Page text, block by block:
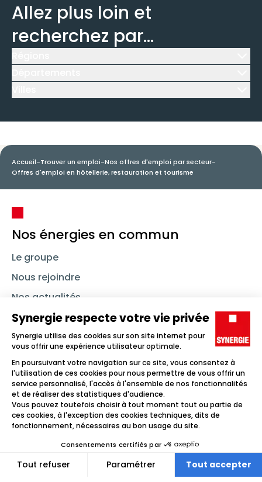
Allez plus loin et
recherchez par...
Accueil-Trouver un emploi-Nos offres d'emploi par secteur-
Offres d'emploi en hôtellerie, restauration et tourisme
Nos énergies en commun
Le groupe
Nous rejoindre
Nos actualités
Nous contacter
Linkedin SynergieInstagramTikTok Youtube
Trouver un emploi
Icône d'illustration
Candidats
Icône d'illustration
Icône d'illustration